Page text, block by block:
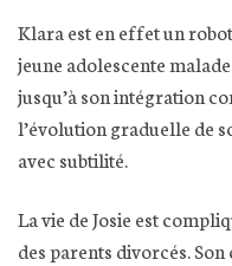
Klara est en effet un
jeune adolescente
jusqu’à son intégration
l’évolution graduelle de
avec subtilité.
La vie de Josie est
des parents divorcés.